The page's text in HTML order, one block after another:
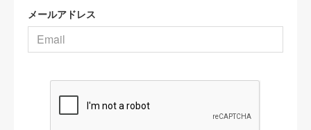
メールアドレス